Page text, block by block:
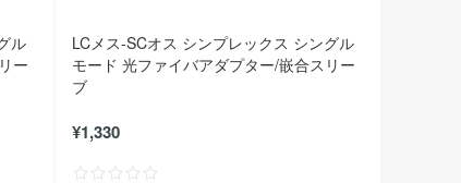
ル
ー
LCメス-SCオス シンプレックス シングル
モード 光ファイバアダプター/嵌合スリー
ブ
¥1,330